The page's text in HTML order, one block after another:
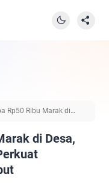
Rp50 Ribu Marak di
di Desa,